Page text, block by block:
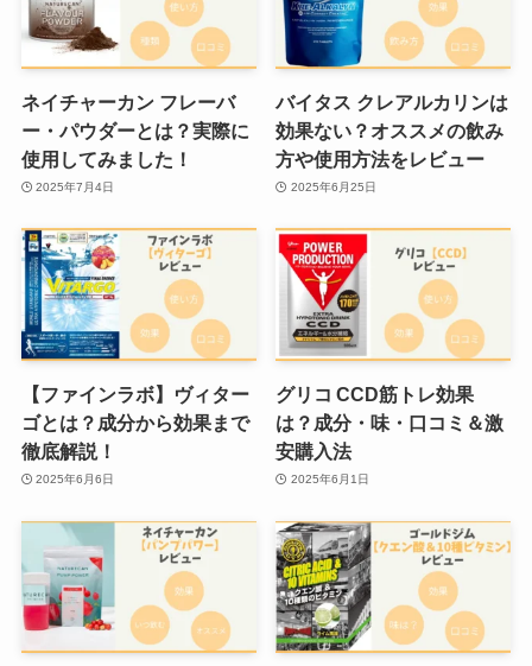
ネイチャーカン フレーバ
ー・パウダーとは？実際に
使用してみました！
2025年7月4日
バイタス クレアルカリンは
効果ない？オススメの飲み
方や使用方法をレビュー
2025年6月25日
【ファインラボ】ヴィター
ゴとは？成分から効果まで
徹底解説！
2025年6月6日
グリコ CCD筋トレ効果
は？成分・味・口コミ＆激
安購入法
2025年6月1日